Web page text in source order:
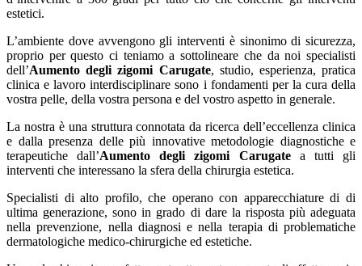
estetici.
L’ambiente dove avvengono gli interventi è sinonimo di sicurezza,
proprio per questo ci teniamo a sottolineare che da noi specialisti
dell’Aumento degli zigomi Carugate, studio, esperienza, pratica
clinica e lavoro interdisciplinare sono i fondamenti per la cura della
vostra pelle, della vostra persona e del vostro aspetto in generale.
La nostra è una struttura connotata da ricerca dell’eccellenza clinica
e dalla presenza delle più innovative metodologie diagnostiche e
terapeutiche dall’Aumento degli zigomi Carugatea tutti gli
interventi che interessano la sfera della chirurgia estetica.
Specialisti di alto profilo, che operano con apparecchiature di di
ultima generazione, sono in grado di dare la risposta più adeguata
nella prevenzione, nella diagnosi e nella terapia di problematiche
dermatologiche medico-chirurgiche ed estetiche.